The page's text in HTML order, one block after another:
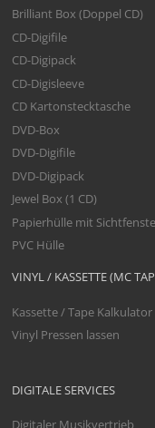
VINYL / KASSETTE (MC
Kassette / Tape Kalkulator
Vinyl Pressen lassen
DIGITALE SERVICES
Digitaler Musikvertrieb
Brilliant Box (Doppel CD)
CD-Digifile
CD-Digipack
CD-Digisleeve
CD Kartonstecktasche
DVD-Box
DVD-Digifile
DVD-Digipack
Jewel Box (1 CD)
Papierhülle mit
PVC Hülle